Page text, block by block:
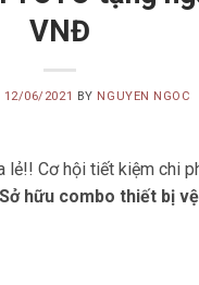
VNĐ
12/06/2021 BY NGUYEN NGOC
lẻ!! Cơ hội tiết kiệm chi
Sở hữu combo thiết bị